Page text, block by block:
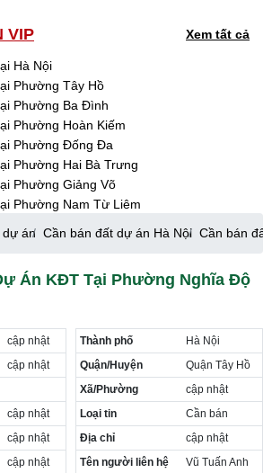
VIP Xem tất cả
Hà Nội
Phường Tây Hồ
Phường Ba Đình
Phường Hoàn Kiếm
Phường Đống Đa
Phường Hai Bà Trưng
Phường Giảng Võ
Phường Nam Từ Liêm
Phường Cầu Giấy
Phường Thanh Xuân
Phường Hà Đông
Phường Yên Hòa
Phường Nghĩa Độ
Phường Phương Liệt
Phường Khương Đình
Phường Yên Sở
Phường Hoàng Liệt
Phường Định Công
dự án Cần bán đất dự án Hà Nội Cần bán
Án KĐT Tại Phường Nghĩa Độ
cập nhật
cập nhật
cập nhật
cập nhật
cập nhật
Thành phố
Hà Nội
Quận/Huyện
Quận Tây Hồ
Xã/Phường
cập nhật
Loại tin
Cần bán
Địa chỉ
cập nhật
Tên người liên hệ
Vũ Tuấn Anh